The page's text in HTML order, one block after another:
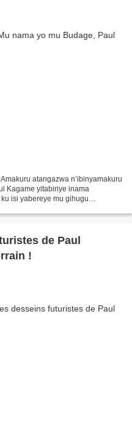
atangazwa n’ibinyamakuru
Kagame yitabiriye inama
isi yabereye mu gihugu
de Paul
!